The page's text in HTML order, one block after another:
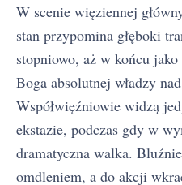
W scenie więziennej
stan przypomina głęboki
stopniowo, aż w końcu jako
Boga absolutnej władzy
Współwięźniowie widzą
ekstazie, podczas gdy w
dramatyczna walka.
omdleniem, a do akcji